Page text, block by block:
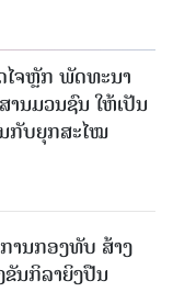
ໄຈຫຼັກ ພັດທະນາ
ນມວນຊົນ ໃຫ້ເປັນ
ກັບຍຸກສະໄໝ
ານກອງທັບ ສ້າງ
ນກິລາຍິງປືນ